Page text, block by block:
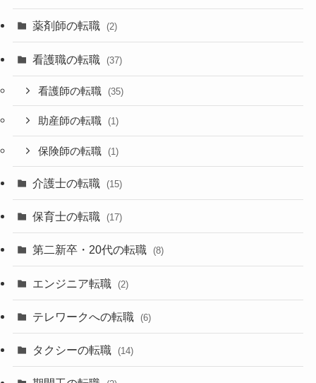
薬剤師の転職 (2)
看護職の転職 (37)
看護師の転職 (35)
助産師の転職 (1)
保険師の転職 (1)
介護士の転職 (15)
保育士の転職 (17)
第二新卒・20代の転職 (8)
エンジニア転職 (2)
テレワークへの転職 (6)
タクシーの転職 (14)